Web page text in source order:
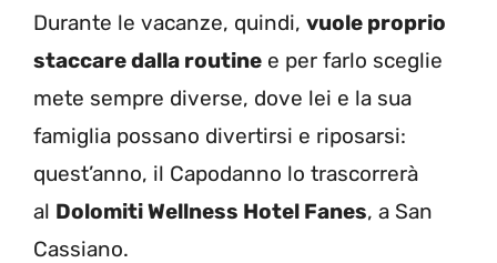
Durante le vacanze, quindi, vuole proprio
staccare dalla routine e per farlo sceglie
mete sempre diverse, dove lei e la sua
famiglia possano divertirsi e riposarsi:
quest’anno, il Capodanno lo trascorrerà
al Dolomiti Wellness Hotel Fanes, a San
Cassiano.